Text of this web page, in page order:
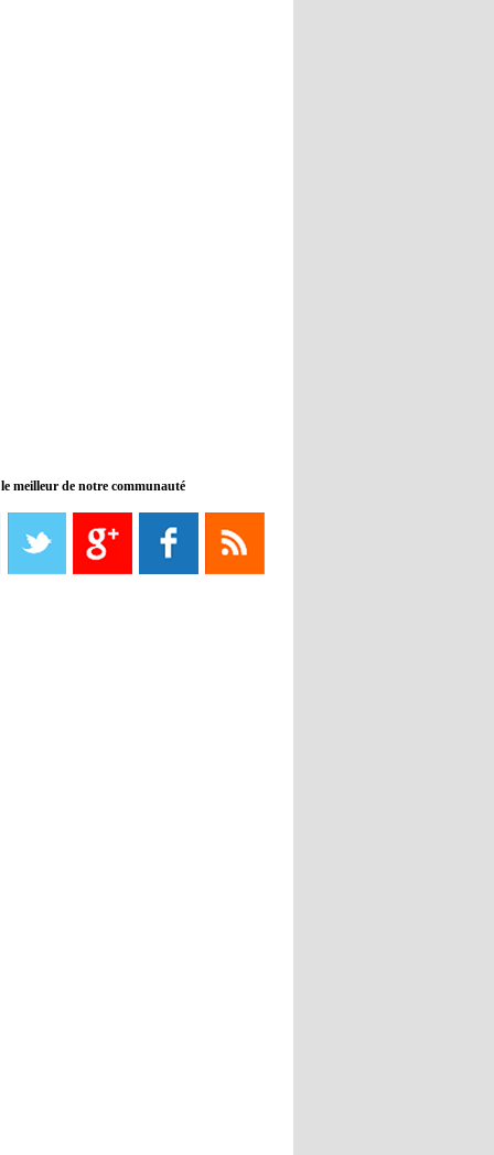
08:21 - 2022/11/08
Liverpool mis en vente par son
propriétaire
meilleur de notre communauté